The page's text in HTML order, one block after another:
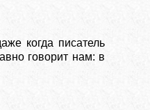
когда писатель
говорит нам: в